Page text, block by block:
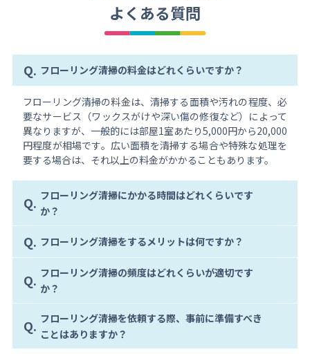
よくある質問
Q. フローリング清掃の料金はどれくらいですか？
フローリング清掃の料金は、清掃する面積や汚れの程度、必
要なサービス（ワックスがけや深い傷の修復など）によって
異なりますが、一般的には部屋1室あたり5,000円から20,000
円程度が相場です。広い面積を清掃する場合や特殊な処理を
要する場合は、それ以上の料金がかかることもあります。
Q. フローリング清掃にかかる時間はどれくらいです
か？
Q. フローリング清掃をするメリットは何ですか？
Q. フローリング清掃の頻度はどれくらいが適切です
か？
Q. フローリング清掃を依頼する際、事前に準備すべき
ことはありますか？